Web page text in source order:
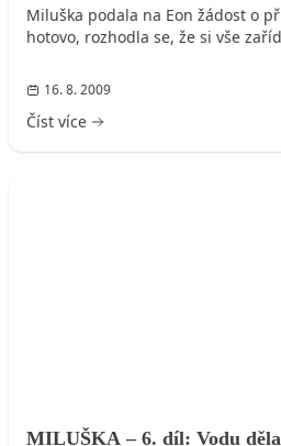
Miluška podala na Eon žádost o
hotovo, rozhodla se, že si vše
16. 8. 2009
Číst více
MILUŠKA – 6. díl: Vodu